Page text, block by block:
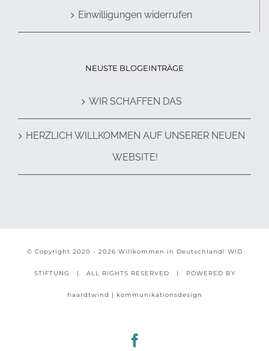
Einwilligungen widerrufen
NEUSTE BLOGEINTRÄGE
WIR SCHAFFEN DAS
HERZLICH WILLKOMMEN AUF UNSERER NEUEN
WEBSITE!
© Copyright 2020 - 2026 Willkommen in Deutschland! WID
STIFTUNG | ALL RIGHTS RESERVED | POWERED BY
haardtwind | kommunikationsdesign
Facebook